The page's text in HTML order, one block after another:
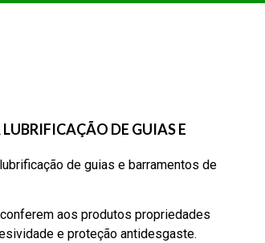
DE GUIAS E
de guias e barramentos de
aos produtos propriedades
e proteção antidesgaste.